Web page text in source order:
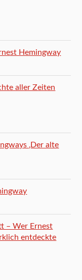
Hemingway
aller Zeiten
‚Der alte
– Wer Ernest
entdeckte